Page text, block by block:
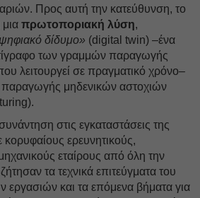
Προς αυτή την κατεύθυνση, το
πρωτοποριακή λύση,
δίδυμο» (digital twin) –ένα
των γραμμών παραγωγής
λειτουργεί σε πραγματικό χρόνο–
παραγωγής μηδενικών αστοχιών
στις εγκαταστάσεις της
ερευνητικούς,
εταίρους από όλη την
τα τεχνικά επιτεύγματα του
εργασιών και τα επόμενα βήματα για